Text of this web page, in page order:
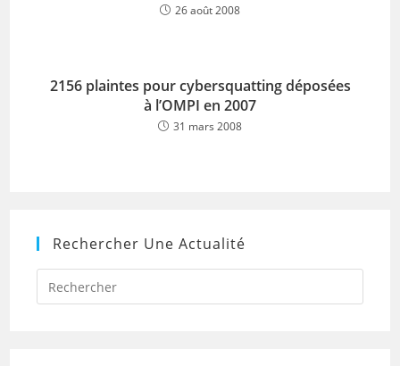
26 août 2008
2156 plaintes pour cybersquatting déposées
à l’OMPI en 2007
31 mars 2008
Rechercher Une Actualité
Press
to